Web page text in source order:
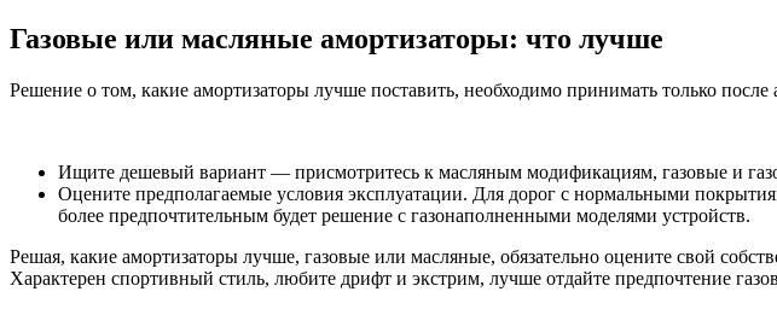
Газовые или масляные амортизаторы: что лучше
Решение о том, какие амортизаторы лучше поставить, необходимо принимать только
Ищите дешевый вариант — присмотритесь к масляным модификациям, газовые и
Оцените предполагаемые условия эксплуатации. Для дорог с нормальными
более предпочтительным будет решение с газонаполненными моделями устройств.
Решая, какие амортизаторы лучше, газовые или масляные, обязательно оцените свой
Характерен спортивный стиль, любите дрифт и экстрим, лучше отдайте предпочтение